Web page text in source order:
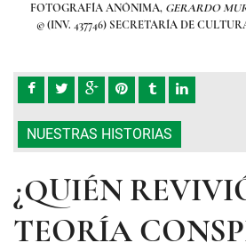
FOTOGRAFÍA ANÓNIMA, GERARDO
© (INV. 437746) SECRETARÍA DE
NUESTRAS HISTORIAS
¿QUIÉN
TEORÍA